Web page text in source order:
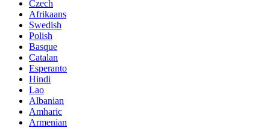
Czech
Afrikaans
Swedish
Polish
Basque
Catalan
Esperanto
Hindi
Lao
Albanian
Amharic
Armenian